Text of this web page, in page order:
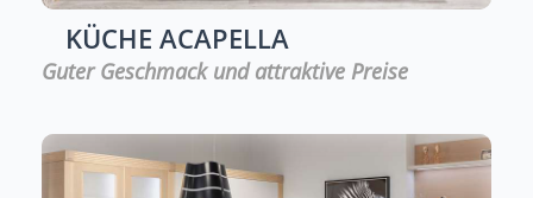
KÜCHE ACAPELLA
Guter Geschmack und attraktive Preise